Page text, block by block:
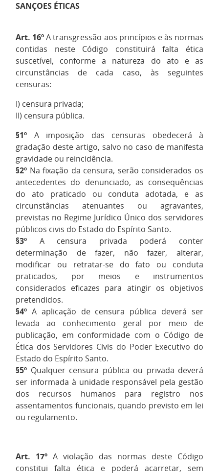
SANÇOES ÉTICAS
Art. 16ºA transgressão aos princípios e às normas
contidas neste Código constituirá falta ética
suscetível, conforme a natureza do ato e as
circunstâncias de cada caso, às seguintes
censuras:
I) censura privada;
II) censura pública.
§1º A imposição das censuras obedecerá à
gradação deste artigo, salvo no caso de manifesta
gravidade ou reincidência.
§2º Na fixação da censura, serão considerados os
antecedentes do denunciado, as consequências
do ato praticado ou conduta adotada, e as
circunstâncias atenuantes ou agravantes,
previstas no Regime Jurídico Único dos servidores
públicos civis do Estado do Espírito Santo.
§3º A censura privada poderá conter
determinação de fazer, não fazer, alterar,
modificar ou retratar-se do fato ou conduta
praticados, por meios e instrumentos
considerados eficazes para atingir os objetivos
pretendidos.
§4º A aplicação de censura pública deverá ser
levada ao conhecimento geral por meio de
publicação, em conformidade com o Código de
Ética dos Servidores Civis do Poder Executivo do
Estado do Espírito Santo.
§5º Qualquer censura pública ou privada deverá
ser informada à unidade responsável pela gestão
dos recursos humanos para registro nos
assentamentos funcionais, quando previsto em lei
ou regulamento.
Art. 17º A violação das normas deste Código
constitui falta ética e poderá acarretar, sem